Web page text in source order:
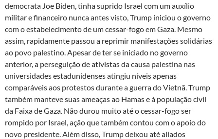
democrata Joe Biden, tinha suprido Israel com um auxílio
militar e financeiro nunca antes visto, Trump iniciou o governo
com o estabelecimento de um cessar-fogo em Gaza. Mesmo
assim, rapidamente passou a reprimir manifestações solidárias
ao povo palestino. Apesar de ter se iniciado no governo
anterior, a perseguição de ativistas da causa palestina nas
universidades estadunidenses atingiu níveis apenas
comparáveis aos protestos durante a guerra do Vietnã. Trump
também manteve suas ameaças ao Hamas e à população civil
da Faixa de Gaza. Não durou muito até o cessar-fogo ser
rompido por Israel, ação que também contou com o apoio do
novo presidente. Além disso, Trump deixou até aliados